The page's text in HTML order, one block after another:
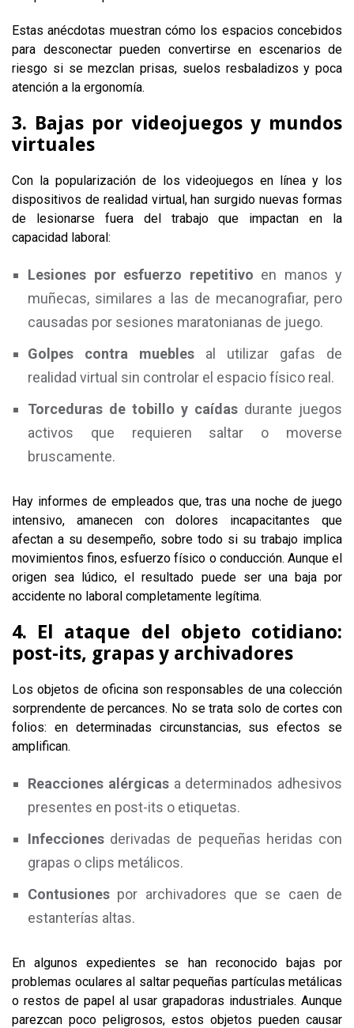
Estas anécdotas muestran cómo los espacios concebidos
para desconectar pueden convertirse en escenarios de
riesgo si se mezclan prisas, suelos resbaladizos y poca
atención a la ergonomía.
3. Bajas por videojuegos y mundos
virtuales
Con la popularización de los videojuegos en línea y los
dispositivos de realidad virtual, han surgido nuevas formas
de lesionarse fuera del trabajo que impactan en la
capacidad laboral:
Lesiones por esfuerzo repetitivo en manos y
muñecas, similares a las de mecanografiar, pero
causadas por sesiones maratonianas de juego.
Golpes contra muebles al utilizar gafas de
realidad virtual sin controlar el espacio físico real.
Torceduras de tobillo y caídas durante juegos
activos que requieren saltar o moverse
bruscamente.
Hay informes de empleados que, tras una noche de juego
intensivo, amanecen con dolores incapacitantes que
afectan a su desempeño, sobre todo si su trabajo implica
movimientos finos, esfuerzo físico o conducción. Aunque el
origen sea lúdico, el resultado puede ser una baja por
accidente no laboral completamente legítima.
4. El ataque del objeto cotidiano:
post-its, grapas y archivadores
Los objetos de oficina son responsables de una colección
sorprendente de percances. No se trata solo de cortes con
folios: en determinadas circunstancias, sus efectos se
amplifican.
Reacciones alérgicasa determinados adhesivos
presentes en post-its o etiquetas.
Infecciones derivadas de pequeñas heridas con
grapas o clips metálicos.
Contusiones por archivadores que se caen de
estanterías altas.
En algunos expedientes se han reconocido bajas por
problemas oculares al saltar pequeñas partículas metálicas
o restos de papel al usar grapadoras industriales. Aunque
parezcan poco peligrosos, estos objetos pueden causar